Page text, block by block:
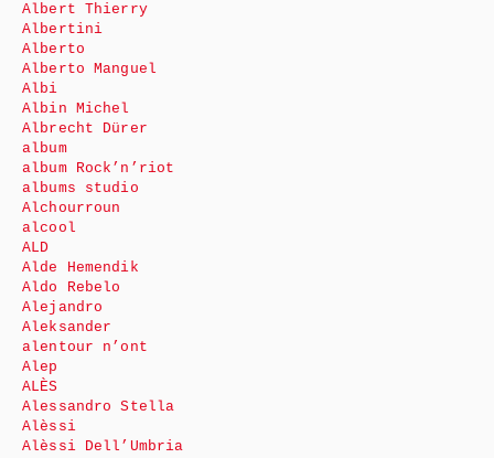
Albert Thierry
Albertini
Alberto
Alberto Manguel
Albi
Albin Michel
Albrecht Dürer
album
album Rock’n’riot
albums studio
Alchourroun
alcool
ALD
Alde Hemendik
Aldo Rebelo
Alejandro
Aleksander
alentour n’ont
Alep
ALÈS
Alessandro Stella
Alèssi
Alèssi Dell’Umbria